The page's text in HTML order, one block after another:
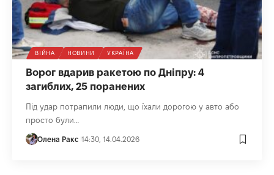
ВІЙНА НОВИНИ УКРАЇНА
Ворог вдарив ракетою по Дніпру: 4
загиблих, 25 поранених
Під удар потрапили люди, що їхали дорогою у авто або
просто були…
Олена Ракс 14:30, 14.04.2026